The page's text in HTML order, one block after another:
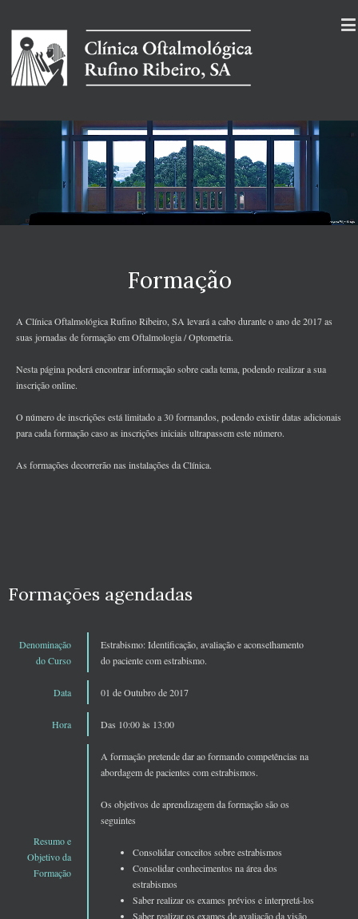
Formação
A Clínica Oftalmológica Rufino Ribeiro, SA levará a cabo durante o ano de 2017 as
suas jornadas de formação em Oftalmologia / Optometria.
Nesta página poderá encontrar informação sobre cada tema, podendo realizar a sua
inscrição online.
O número de inscrições está limitado a 30 formandos, podendo existir datas adicionais
para cada formação caso as inscrições iniciais ultrapassem este número.
As formações decorrerão nas instalações da Clínica.
Formações agendadas
Denominação
do Curso
Estrabismo: Identificação, avaliação e aconselhamento
do paciente com estrabismo.
Data 01 de Outubro de 2017
Hora Das 10:00 às 13:00
Resumo e
Objetivo da
Formação
A formação pretende dar ao formando competências na
abordagem de pacientes com estrabismos.
Os objetivos de aprendizagem da formação são os
seguintes
Consolidar conceitos sobre estrabismos
Consolidar conhecimentos na área dos
estrabismos
Saber realizar os exames prévios e interpretá-los
Saber realizar os exames de avaliação da visão